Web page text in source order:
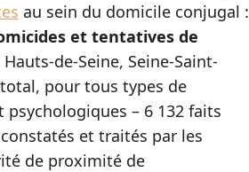
au sein du domicile conjugal :
et tentatives de
de-Seine, Seine-Saint-
pour tous types de
– 6 132 faits
et traités par les
de proximité de